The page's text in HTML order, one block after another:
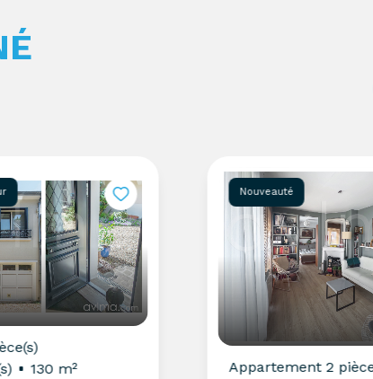
130 m²
Nouveauté
Appartement 2 pièce(s)